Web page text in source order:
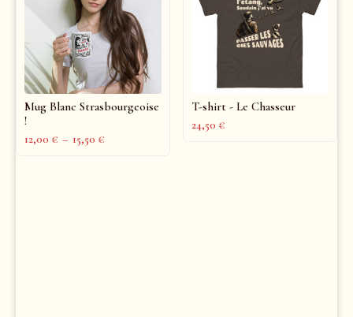
Mug Blanc Strasbourgeoise
!
12,00 € – 15,50 €
T-shirt - Le Chasseur
24,50 €